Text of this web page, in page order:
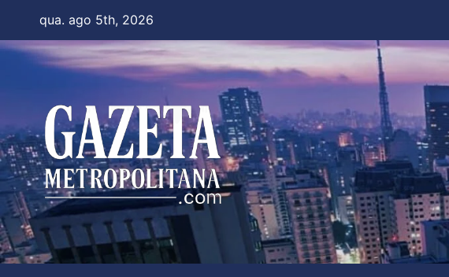
content
qua. ago 5th, 2026